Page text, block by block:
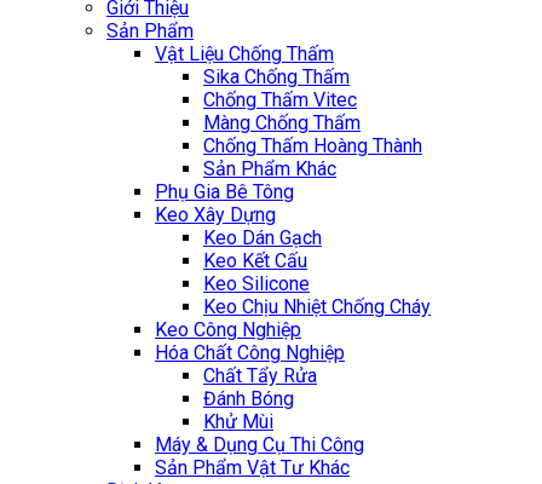
Giới Thiệu
Sản Phẩm
Vật Liệu Chống Thấm
Sika Chống Thấm
Chống Thấm Vitec
Màng Chống Thấm
Chống Thấm Hoàng Thành
Sản Phẩm Khác
Phụ Gia Bê Tông
Keo Xây Dựng
Keo Dán Gạch
Keo Kết Cấu
Keo Silicone
Keo Chịu Nhiệt Chống Cháy
Keo Công Nghiệp
Hóa Chất Công Nghiệp
Chất Tẩy Rửa
Đánh Bóng
Khử Mùi
Máy & Dụng Cụ Thi Công
Sản Phẩm Vật Tư Khác